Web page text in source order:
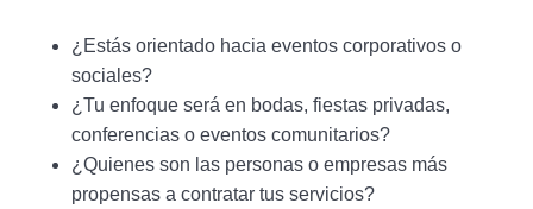
¿Estás orientado hacia eventos corporativos o
sociales?
¿Tu enfoque será en bodas, fiestas privadas,
conferencias o eventos comunitarios?
¿Quienes son las personas o empresas más
propensas a contratar tus servicios?